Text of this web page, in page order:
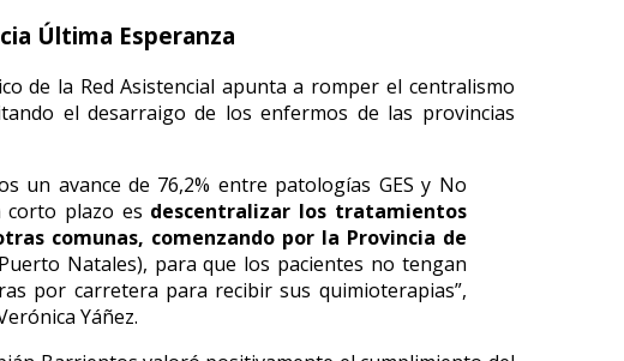
Última Esperanza
de la Red Asistencial apunta a romper el centralismo
el desarraigo de los enfermos de las provincias
un avance de 76,2% entre patologías GES y No
corto plazo es descentralizar los tratamientos
comunas, comenzando por la Provincia de
Natales), para que los pacientes no tengan
por carretera para recibir sus quimioterapias”,
Yáñez.